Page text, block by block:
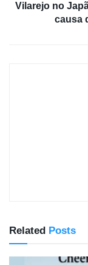
Vilarejo no
causa
Related Posts